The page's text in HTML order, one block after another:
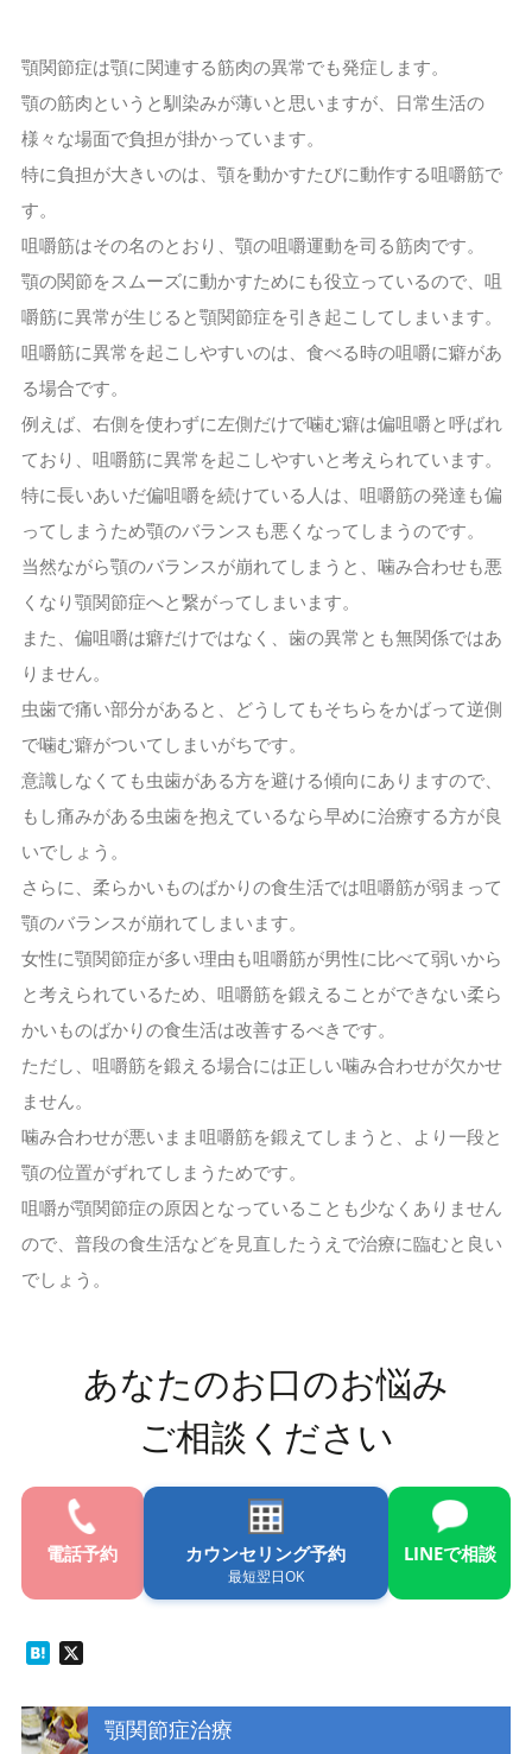
顎関節症治療
顎関節症は顎に関連する筋肉の異常でも発症します。
顎の筋肉というと馴染みが薄いと思いますが、日常生活の
様々な場面で負担が掛かっています。
特に負担が大きいのは、顎を動かすたびに動作する咀嚼筋で
す。
咀嚼筋はその名のとおり、顎の咀嚼運動を司る筋肉です。
顎の関節をスムーズに動かすためにも役立っているので、咀
嚼筋に異常が生じると顎関節症を引き起こしてしまいます。
咀嚼筋に異常を起こしやすいのは、食べる時の咀嚼に癖があ
る場合です。
例えば、右側を使わずに左側だけで噛む癖は偏咀嚼と呼ばれ
ており、咀嚼筋に異常を起こしやすいと考えられています。
特に長いあいだ偏咀嚼を続けている人は、咀嚼筋の発達も偏
ってしまうため顎のバランスも悪くなってしまうのです。
当然ながら顎のバランスが崩れてしまうと、噛み合わせも悪
くなり顎関節症へと繋がってしまいます。
また、偏咀嚼は癖だけではなく、歯の異常とも無関係ではあ
りません。
虫歯で痛い部分があると、どうしてもそちらをかばって逆側
で噛む癖がついてしまいがちです。
意識しなくても虫歯がある方を避ける傾向にありますので、
もし痛みがある虫歯を抱えているなら早めに治療する方が良
いでしょう。
さらに、柔らかいものばかりの食生活では咀嚼筋が弱まって
顎のバランスが崩れてしまいます。
女性に顎関節症が多い理由も咀嚼筋が男性に比べて弱いから
と考えられているため、咀嚼筋を鍛えることができない柔ら
かいものばかりの食生活は改善するべきです。
ただし、咀嚼筋を鍛える場合には正しい噛み合わせが欠かせ
ません。
噛み合わせが悪いまま咀嚼筋を鍛えてしまうと、より一段と
顎の位置がずれてしまうためです。
咀嚼が顎関節症の原因となっていることも少なくありません
ので、普段の食生活などを見直したうえで治療に臨むと良い
でしょう。
あなたのお口のお悩み
ご相談ください
電話予約 カウンセリング予約
最短翌日OK
LINEで相談
Hatena